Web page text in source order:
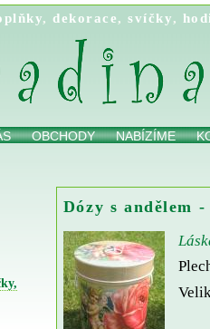
,dekorace,svíčky,
OBCHODY NABÍZÍME
Dózy s andělem